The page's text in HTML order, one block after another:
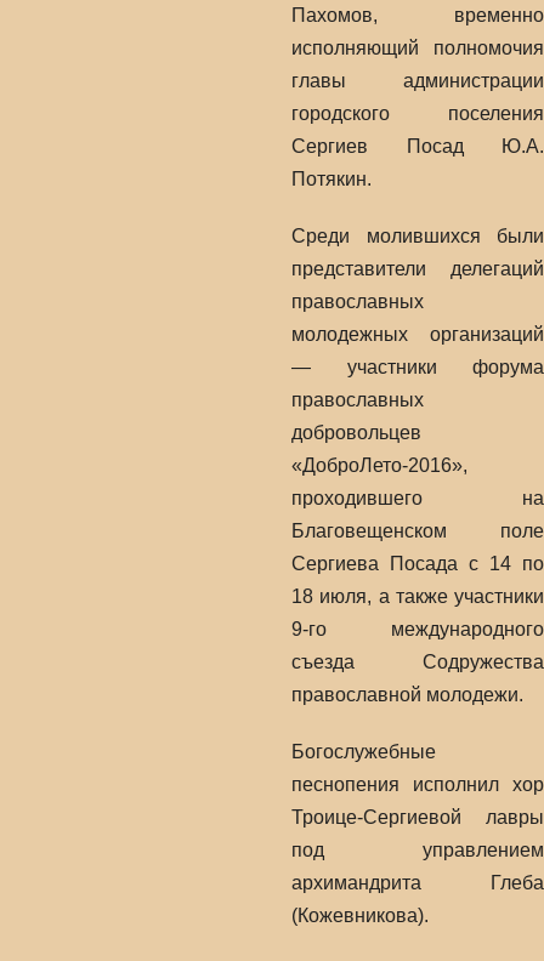
Пахомов, временно
исполняющий полномочия
главы администрации
городского поселения
Сергиев Посад Ю.А.
Потякин.
Среди молившихся были
представители делегаций
православных
молодежных организаций
— участники форума
православных
добровольцев
«ДоброЛето-2016»,
проходившего на
Благовещенском поле
Сергиева Посада с 14 по
18 июля, а также участники
9-го международного
съезда Содружества
православной молодежи.
Богослужебные
песнопения исполнил хор
Троице-Сергиевой лавры
под управлением
архимандрита Глеба
(Кожевникова).